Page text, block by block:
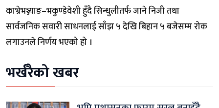
काभ्रेभञ्ज्याङ–भकुण्डेवेशी हुँदै सिन्धुलीतर्फ जाने निजी तथा
सार्वजनिक सवारी साधनलाई साँझ ५ देखि बिहान ५ बजेसम्म रोक
लगाउनले निर्णय भएको हो ।
भर्खरैको खबर